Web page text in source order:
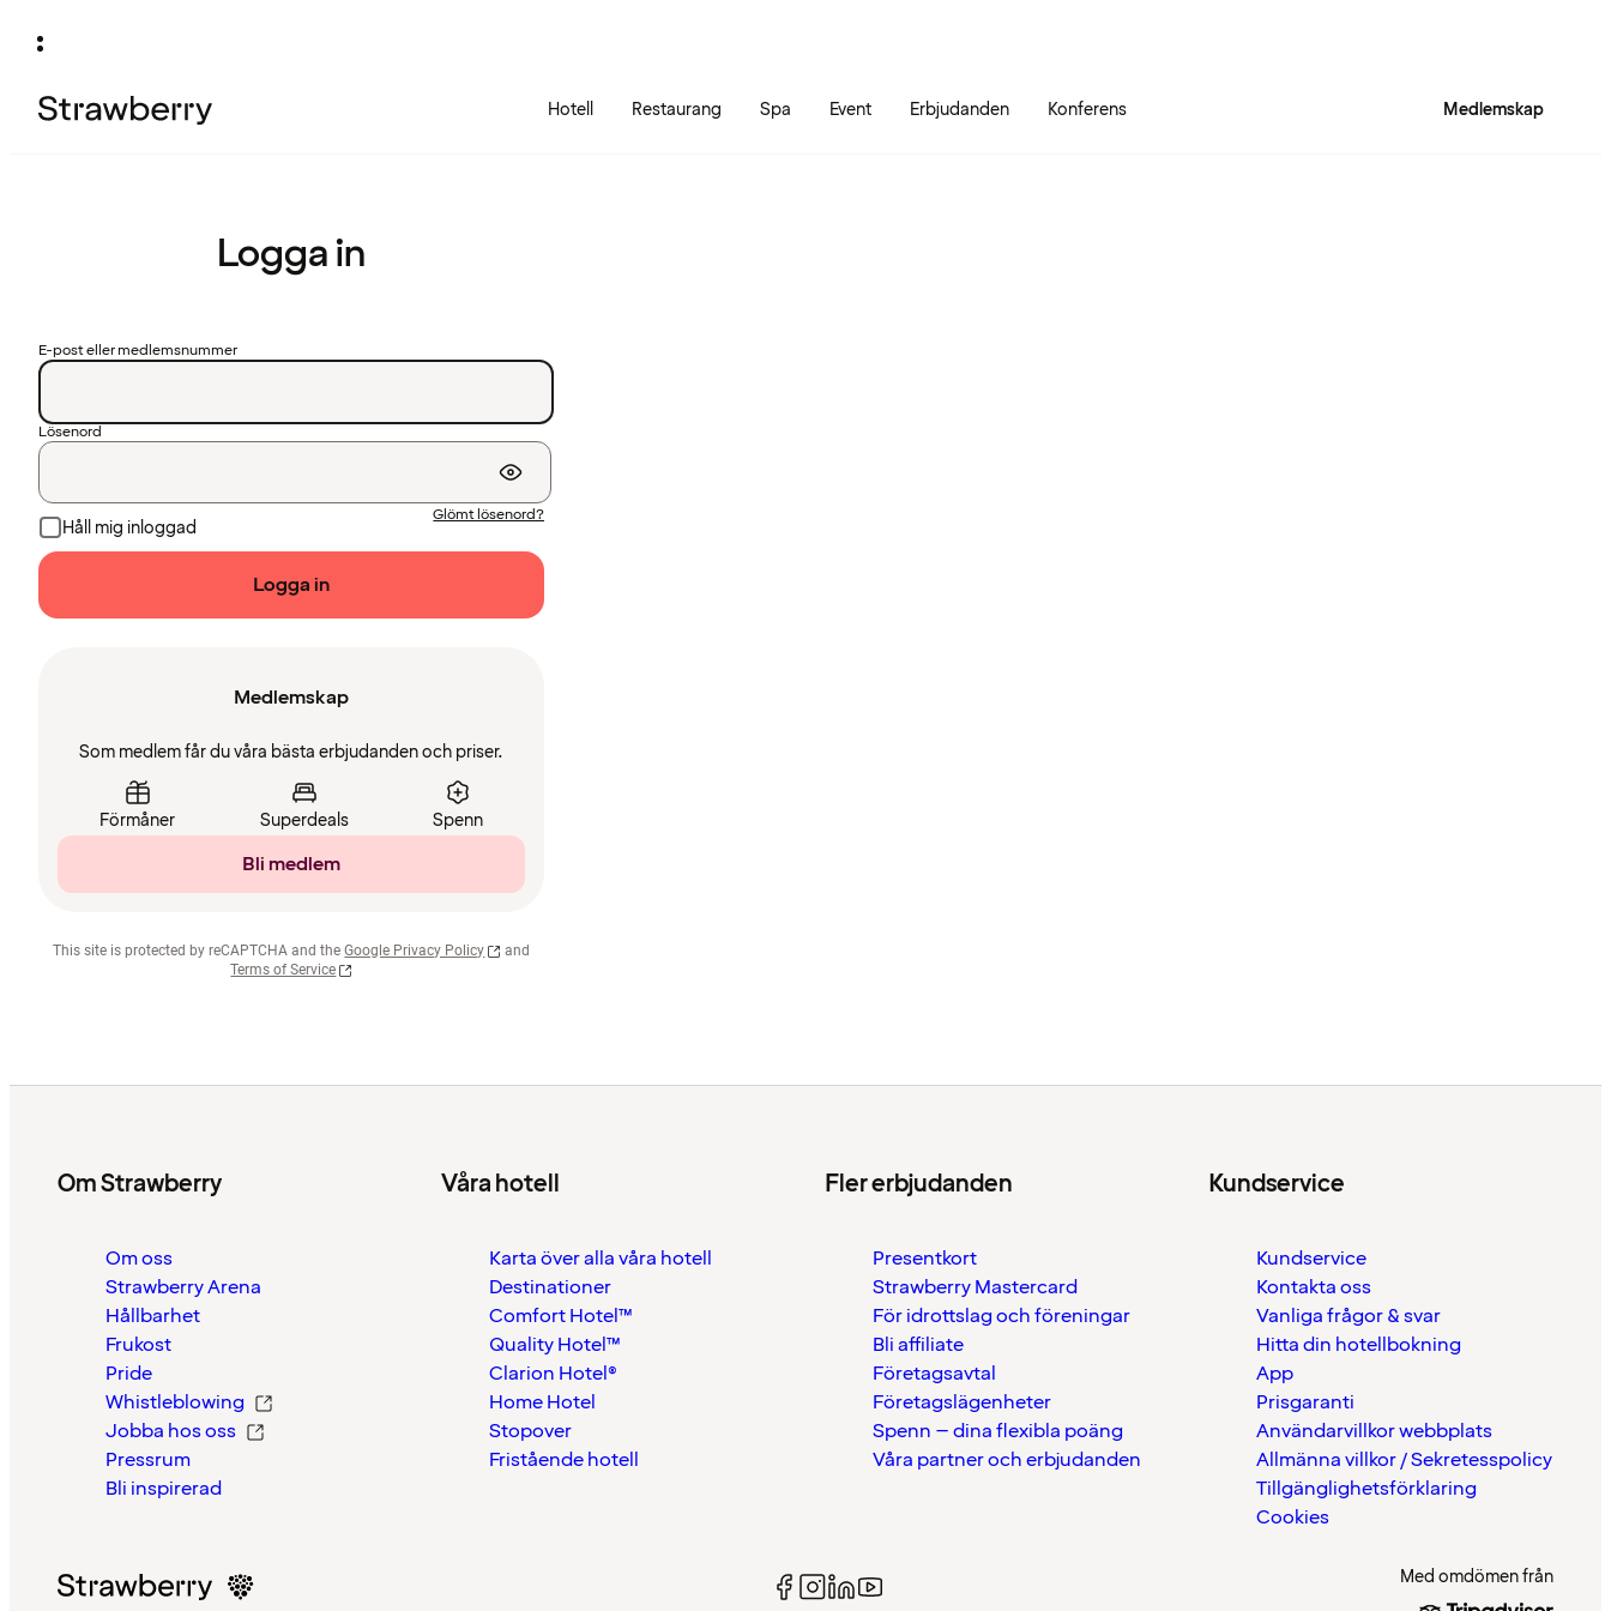
Hotell Restaurang Spa Event Erbjudanden Konferens Medlemskap
Logga in
E-post eller medlemsnummer
Lösenord
Håll mig inloggad
Glömt lösenord?
Logga in
Medlemskap
Som medlem får du våra bästa erbjudanden och priser.
Förmåner Superdeals Spenn
Bli medlem
This site is protected by reCAPTCHA and the Google Privacy Policy
and
Terms of Service
Om Strawberry
Om oss
Strawberry Arena
Hållbarhet
Frukost
Pride
Whistleblowing
Jobba hos oss
Pressrum
Bli inspirerad
Våra hotell
Karta över alla våra hotell
Destinationer
Comfort Hotel™
Quality Hotel™
Clarion Hotel®
Home Hotel
Stopover
Fristående hotell
Fler erbjudanden
Presentkort
Strawberry Mastercard
För idrottslag och föreningar
Bli affiliate
Företagsavtal
Företagslägenheter
Spenn – dina flexibla poäng
Våra partner och erbjudanden
Kundservice
Kundservice
Kontakta oss
Vanliga frågor & svar
Hitta din hotellbokning
App
Prisgaranti
Användarvillkor webbplats
Allmänna villkor / Sekretesspolicy
Tillgänglighetsförklaring
Cookies
Med omdömen från